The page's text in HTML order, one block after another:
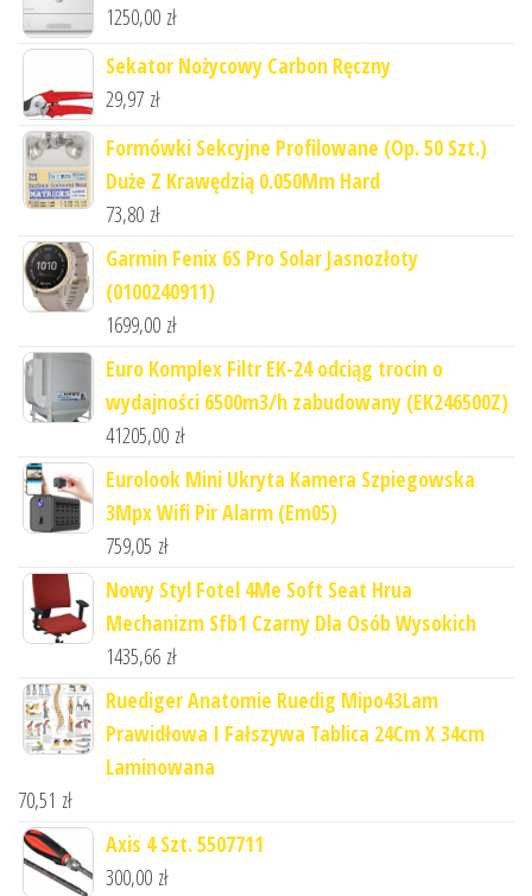
1250,00 zł
Sekator Nożycowy Carbon Ręczny
29,97 zł
Formówki Sekcyjne Profilowane (Op. 50 Szt.)
Duże Z Krawędzią 0.050Mm Hard
73,80 zł
Garmin Fenix 6S Pro Solar Jasnozłoty
(0100240911)
1699,00 zł
Euro Komplex Filtr EK-24 odciąg trocin o
wydajności 6500m3/h zabudowany (EK246500Z)
41205,00 zł
Eurolook Mini Ukryta Kamera Szpiegowska
3Mpx Wifi Pir Alarm (Em05)
759,05 zł
Nowy Styl Fotel 4Me Soft Seat Hrua
Mechanizm Sfb1 Czarny Dla Osób Wysokich
1435,66 zł
Ruediger Anatomie Ruedig Mipo43Lam
Prawidłowa I Fałszywa Tablica 24Cm X 34cm
Laminowana
70,51 zł
Axis 4 Szt. 5507711
300,00 zł